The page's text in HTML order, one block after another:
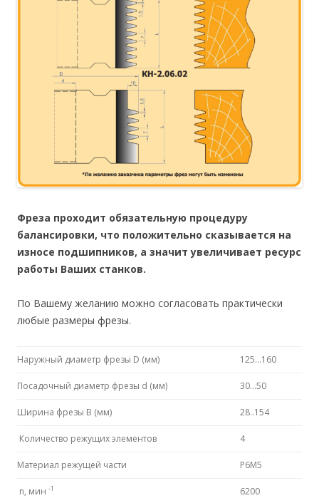
Фреза проходит обязательную процедуру
балансировки, что положительно сказывается на
износе подшипников, а значит увеличивает ресурс
работы Ваших станков.
По Вашему желанию можно согласовать практически
любые размеры фрезы.
Наружный диаметр фрезы D (мм) 125…160
Посадочный диаметр фрезы d (мм) 30…50
Ширина фрезы B (мм) 28..154
Количество режущих элементов 4
Материал режущей части P6M5
n, мин -1 6200